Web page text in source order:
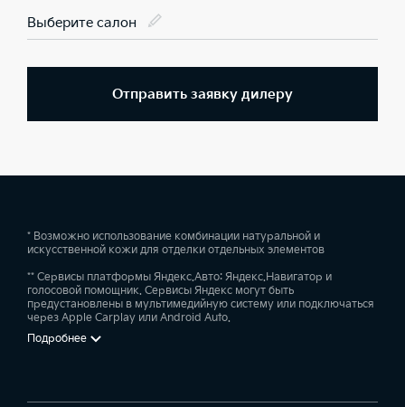
Выберите салон
Отправить заявку дилеру
* Возможно использование комбинации натуральной и
искусственной кожи для отделки отдельных элементов
** Сервисы платформы Яндекс.Авто: Яндекс.Навигатор и
голосовой помощник. Сервисы Яндекс могут быть
предустановлены в мультимедийную систему или подключаться
через Apple Carplay или Android Auto.
Подробнее